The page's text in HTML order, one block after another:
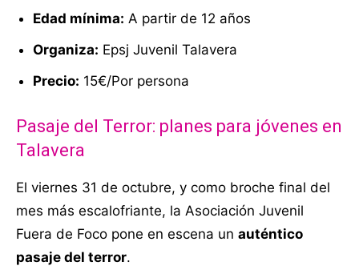
Edad mínima: A partir de 12 años
Organiza: Epsj Juvenil Talavera
Precio: 15€/Por persona
Pasaje del Terror: planes para jóvenes en
Talavera
El viernes 31 de octubre, y como broche final del
mes más escalofriante, la Asociación Juvenil
Fuera de Foco pone en escena un auténtico
pasaje del terror.